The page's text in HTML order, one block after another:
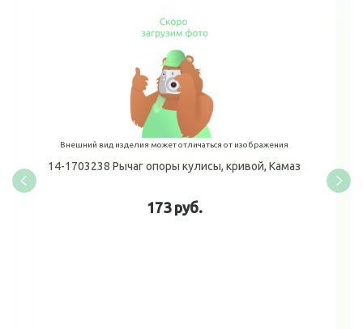
Внешний вид изделия может отличаться от изображения
14-1703238 Рычаг опоры кулисы, кривой, Камаз
173 руб.